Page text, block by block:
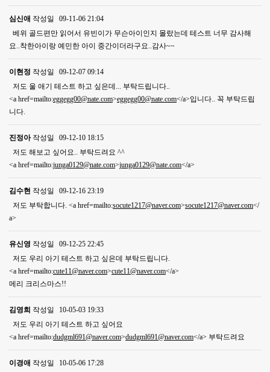
심신애 작성일
09-11-06 21:04
베위 골드편만 읽어서 유빈이가 무슨아이인지 몰랐는데 테스트 너무 감사해
요..착한아이랑 예민한 아이 중간이더라구요..감사~~
이현정 작성일
09-12-07 09:14
저도 울 애기 테스트 하고 싶은데... 부탁드립니다..
<a href=mailto:eggegg00@nate.com>eggegg00@nate.com</a>입니다.. 꼭 부탁드립
니다.
진정아 작성일
09-12-10 18:15
저도 해보고 싶어요.. 부탁드려요 ^^
<a href=mailto:junga0129@nate.com>junga0129@nate.com</a>
김수현 작성일
09-12-16 23:19
저도 부탁합니다. <a href=mailto:socute1217@naver.com>socute1217@naver.com</
a>
유신영 작성일
09-12-25 22:45
저도 우리 아기 테스트 하고 싶은데 부탁드립니다.
<a href=mailto:cute11@naver.com>cute11@naver.com</a>
메리 크리스마스!!
김영희 작성일
10-05-03 19:33
저도 우리 아기 테스트 하고 싶어요
<a href=mailto:dudgml691@naver.com>dudgml691@naver.com</a> 부탁드려요
이경애 작성일
10-05-06 17:28